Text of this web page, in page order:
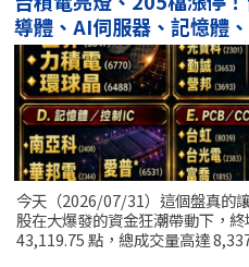
導體、AI伺服器、記憶體、
今天（2026/07/31）這個盤真的
股在大爆發的資金狂潮帶動下，
43,119.75 點，總成交量高達